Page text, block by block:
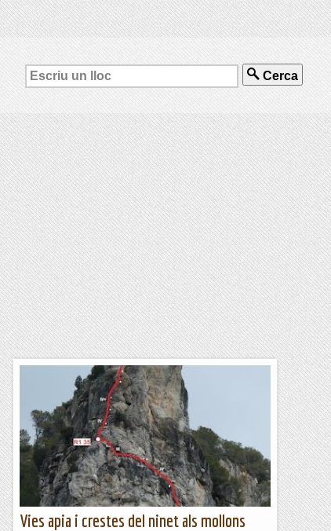
Cerca
Vies apia i crestes del ninet als mollons